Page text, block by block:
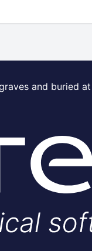
and buried